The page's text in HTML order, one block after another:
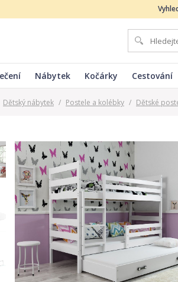
Nábytek Kočárky Cestování
Dětský nábytek / Postele a kolébky / Dětské